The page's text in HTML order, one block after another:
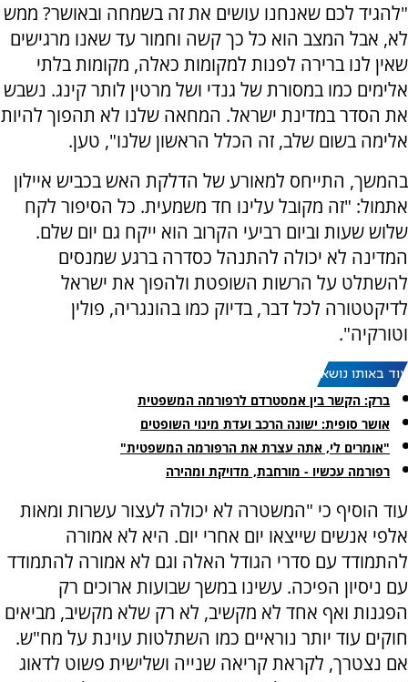
"להגיד לכם שאנחנו עושים את זה בשמחה ובאושר? ממש
לא, אבל המצב הוא כל כך קשה וחמור עד שאנו מרגישים
שאין לנו ברירה לפנות למקומות כאלה, מקומות בלתי
אלימים כמו במסורת של גנדי ושל מרטין לותר קינג. נשבש
את הסדר במדינת ישראל. המחאה שלנו לא תהפוך להיות
אלימה בשום שלב, זה הכלל הראשון שלנו", טען.
בהמשך, התייחס למאורע של הדלקת האש בכביש איילון
אתמול: "זה מקובל עלינו חד משמעית. כל הסיפור לקח
שלוש שעות וביום רביעי הקרוב הוא ייקח גם יום שלם.
המדינה לא יכולה להתנהל כסדרה ברגע שמנסים
להשתלט על הרשות השופטת ולהפוך את ישראל
לדיקטטורה לכל דבר, בדיוק כמו בהונגריה, פולין
וטורקיה".
עוד באותו נושא:
ברק: הקשר בין אמסטרדם לרפורמה המשפטית
אושר סופית: ישונה הרכב ועדת מינוי השופטים
"אומרים לי, אתה עצרת את הרפורמה המשפטית"
רפורמה עכשיו - מורחבת, מדויקת ומהירה
עוד הוסיף כי "המשטרה לא יכולה לעצור עשרות ומאות
אלפי אנשים שייצאו יום אחרי יום. היא לא אמורה
להתמודד עם סדרי הגודל האלה וגם לא אמורה להתמודד
עם ניסיון הפיכה. עשינו במשך שבועות ארוכים רק
הפגנות ואף אחד לא מקשיב, לא רק שלא מקשיב, מביאים
חוקים עוד יותר נוראיים כמו השתלטות עוינת על מח"ש.
אם נצטרך, לקראת קריאה שנייה ושלישית פשוט לדאוג